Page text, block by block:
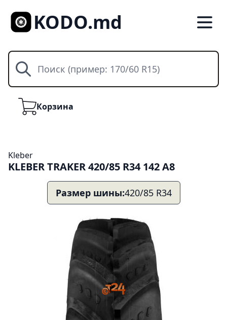
KODO.md
Поиск
КорзинаКорзина
Kleber
KLEBER TRAKER 420/85 R34 142 A8
Размер шины:420/85 R34